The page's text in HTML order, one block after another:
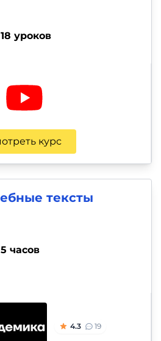
18 уроков
курс
тексты
5 часов
4.3 19